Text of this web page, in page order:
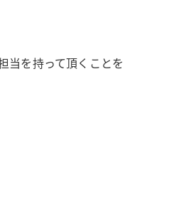
当を持って頂くことを